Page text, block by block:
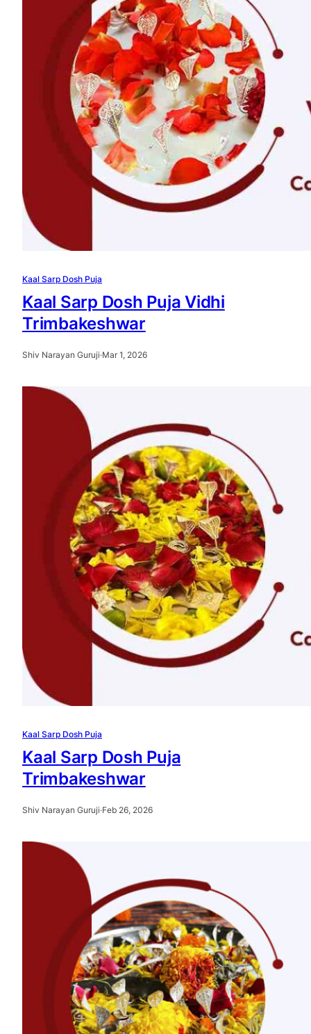
Kaal Sarp Dosh Puja
Kaal Sarp Dosh Puja Vidhi
Trimbakeshwar
Shiv Narayan Guruji·Mar 1, 2026
Kaal Sarp Dosh Puja
Kaal Sarp Dosh Puja
Trimbakeshwar
Shiv Narayan Guruji·Feb 26, 2026